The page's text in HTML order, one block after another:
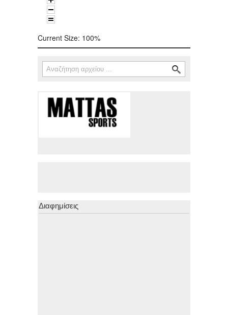
Current Size: 100%
Φόρμα αναζήτησης
Αναζήτηση
Διαφημίσεις